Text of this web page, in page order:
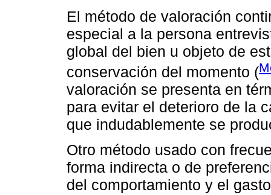
El método de valoración
especial a la persona
global del bien u objeto de
conservación del momento (
valoración se presenta en
para evitar el deterioro de la
que indudablemente se
Otro método usado con
forma indirecta o de
del comportamiento y el